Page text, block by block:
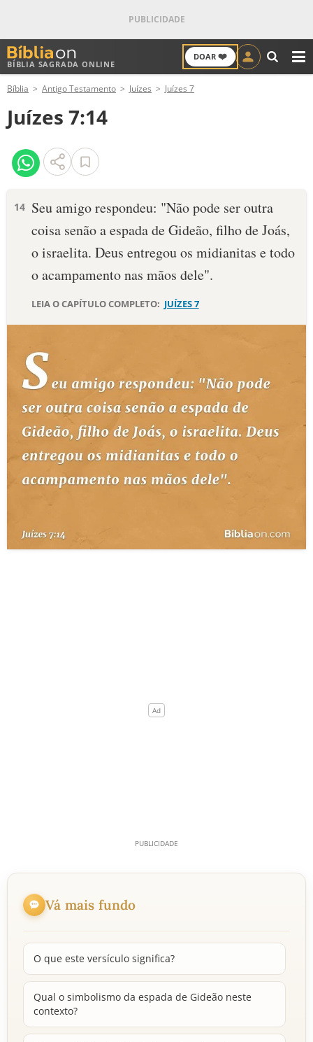
BÍBLIA SAGRADA ONLINE
DOAR ❤️
ANTIGO TESTAMENTO
NOVO TESTAMENTO
VERSÍCULOS
PALAVRA DO DIA
DEVOCIONAL DIÁRIO
ESTUDOS BÍBLICOS
ESBOÇOS DE PREGAÇÃO
PERGUNTE À BÍBLIA IA
QUEM SOMOS
Bíblia Antigo Testamento Juízes Juízes 7
Juízes 7:14
14 Seu amigo respondeu: "Não pode ser outra
coisa senão a espada de Gideão, filho de Joás,
o israelita. Deus entregou os midianitas e todo
o acampamento nas mãos dele".
LEIA O CAPÍTULO COMPLETO: JUÍZES 7
Vá mais fundo
O que este versículo significa?
Qual o simbolismo da espada de Gideão neste
contexto?